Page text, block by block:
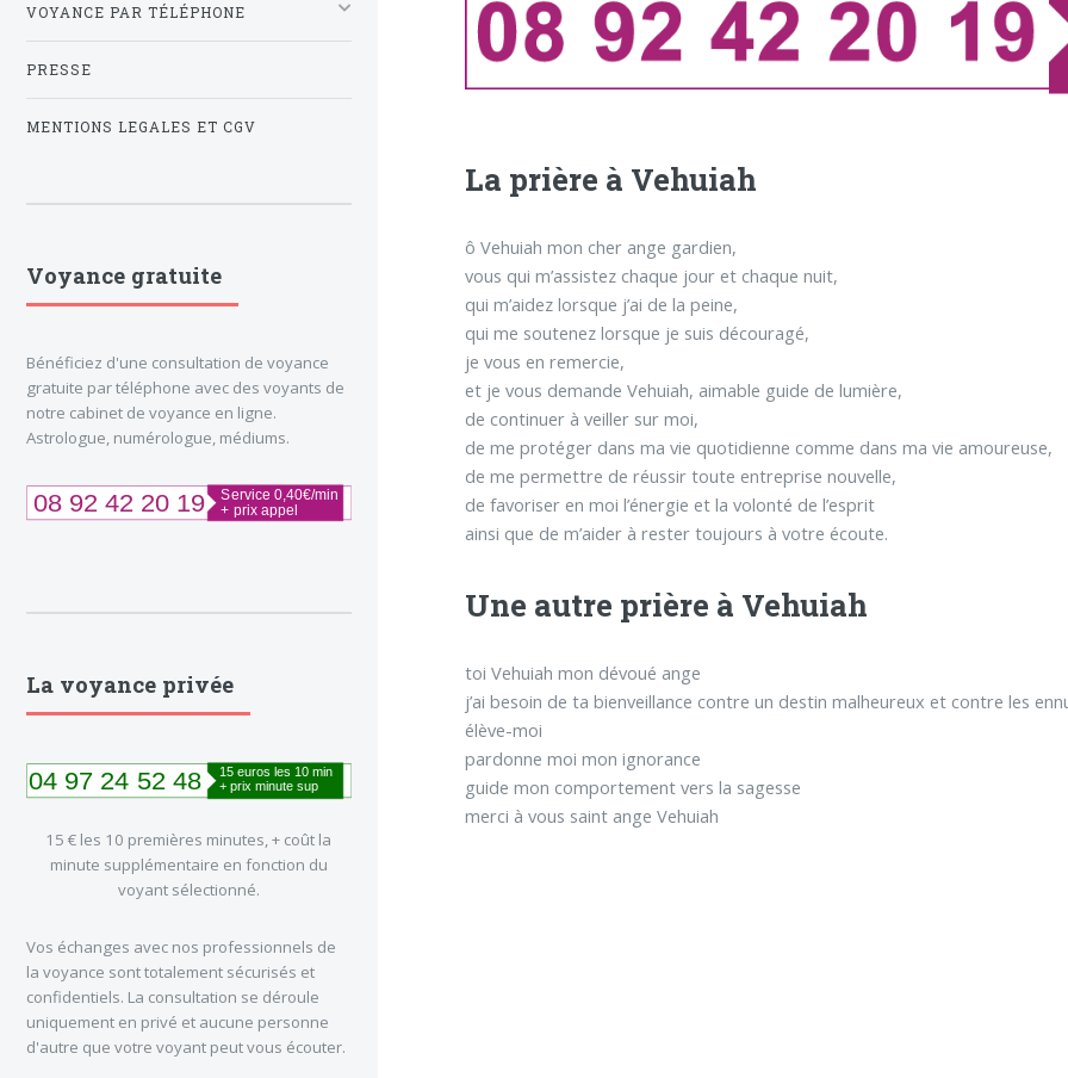
La prière à Vehuiah
ô Vehuiah mon cher ange gardien,
vous qui m’assistez chaque jour et chaque nuit,
qui m’aidez lorsque j’ai de la peine,
qui me soutenez lorsque je suis découragé,
je vous en remercie,
et je vous demande Vehuiah, aimable guide de lumière,
de continuer à veiller sur moi,
de me protéger dans ma vie quotidienne comme dans ma vie amoureuse,
de me permettre de réussir toute entreprise nouvelle,
de favoriser en moi l’énergie et la volonté de l’esprit
ainsi que de m’aider à rester toujours à votre écoute.
Une autre prière à Vehuiah
toi Vehuiah mon dévoué ange
j’ai besoin de ta bienveillance contre un destin malheureux et contre les
élève-moi
pardonne moi mon ignorance
guide mon comportement vers la sagesse
merci à vous saint ange Vehuiah
VOYANCE PAR TÉLÉPHONE
PRESSE
MENTIONS LEGALES ET CGV
Voyance gratuite
Bénéficiez d'une consultation de voyance
gratuite par téléphone avec des voyants de
notre cabinet de voyance en ligne.
Astrologue, numérologue, médiums.
La voyance privée
15 € les 10 premières minutes, + coût la
minute supplémentaire en fonction du
voyant sélectionné.
Vos échanges avec nos professionnels de
la voyance sont totalement sécurisés et
confidentiels. La consultation se déroule
uniquement en privé et aucune personne
d'autre que votre voyant peut vous écouter.